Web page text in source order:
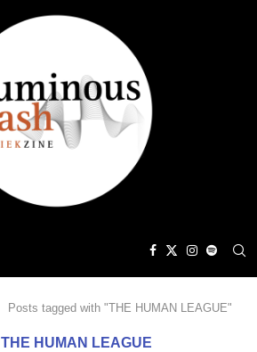
Posts tagged with "THE HUMAN LEAGUE"
THE HUMAN LEAGUE